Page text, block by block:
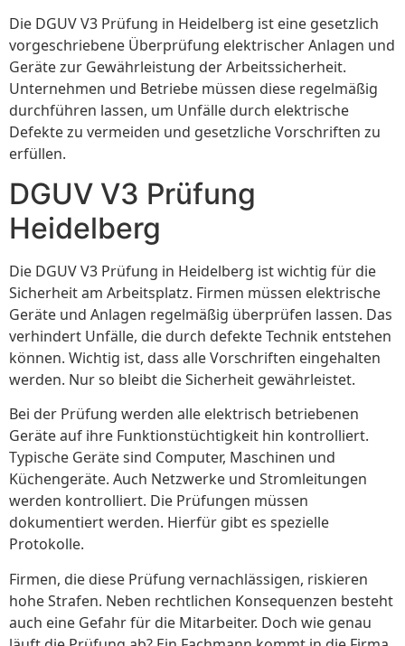
Die DGUV V3 Prüfung in Heidelberg ist eine gesetzlich
vorgeschriebene Überprüfung elektrischer Anlagen und
Geräte zur Gewährleistung der Arbeitssicherheit.
Unternehmen und Betriebe müssen diese regelmäßig
durchführen lassen, um Unfälle durch elektrische
Defekte zu vermeiden und gesetzliche Vorschriften zu
erfüllen.
DGUV V3 Prüfung
Heidelberg
Die DGUV V3 Prüfung in Heidelberg ist wichtig für die
Sicherheit am Arbeitsplatz. Firmen müssen elektrische
Geräte und Anlagen regelmäßig überprüfen lassen. Das
verhindert Unfälle, die durch defekte Technik entstehen
können. Wichtig ist, dass alle Vorschriften eingehalten
werden. Nur so bleibt die Sicherheit gewährleistet.
Bei der Prüfung werden alle elektrisch betriebenen
Geräte auf ihre Funktionstüchtigkeit hin kontrolliert.
Typische Geräte sind Computer, Maschinen und
Küchengeräte. Auch Netzwerke und Stromleitungen
werden kontrolliert. Die Prüfungen müssen
dokumentiert werden. Hierfür gibt es spezielle
Protokolle.
Firmen, die diese Prüfung vernachlässigen, riskieren
hohe Strafen. Neben rechtlichen Konsequenzen besteht
auch eine Gefahr für die Mitarbeiter. Doch wie genau